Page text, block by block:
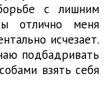
с лишним
отлично меня
исчезает.
подбадривать
взять себя